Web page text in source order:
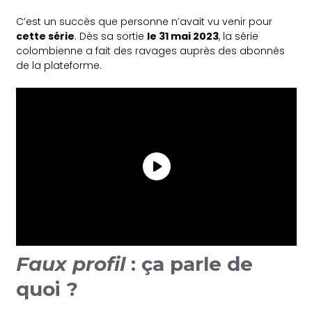
C’est un succès que personne n’avait vu venir pour
cette série. Dès sa sortie le 31 mai 2023, la série
colombienne a fait des ravages auprès des abonnés
de la plateforme.
Faux profil: ça parle de
quoi ?